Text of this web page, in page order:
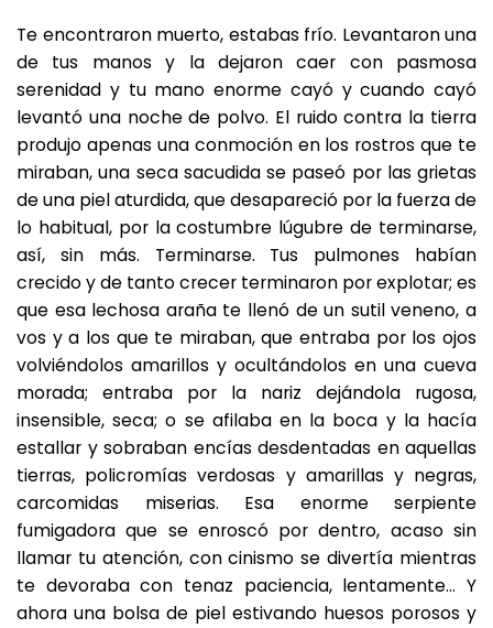
Te encontraron muerto, estabas frío. Levantaron una
de tus manos y la dejaron caer con pasmosa
serenidad y tu mano enorme cayó y cuando cayó
levantó una noche de polvo. El ruido contra la tierra
produjo apenas una conmoción en los rostros que te
miraban, una seca sacudida se paseó por las grietas
de una piel aturdida, que desapareció por la fuerza de
lo habitual, por la costumbre lúgubre de terminarse,
así, sin más. Terminarse. Tus pulmones habían
crecido y de tanto crecer terminaron por explotar; es
que esa lechosa araña te llenó de un sutil veneno, a
vos y a los que te miraban, que entraba por los ojos
volviéndolos amarillos y ocultándolos en una cueva
morada; entraba por la nariz dejándola rugosa,
insensible, seca; o se afilaba en la boca y la hacía
estallar y sobraban encías desdentadas en aquellas
tierras, policromías verdosas y amarillas y negras,
carcomidas miserias. Esa enorme serpiente
fumigadora que se enroscó por dentro, acaso sin
llamar tu atención, con cinismo se divertía mientras
te devoraba con tenaz paciencia, lentamente… Y
ahora una bolsa de piel estivando huesos porosos y